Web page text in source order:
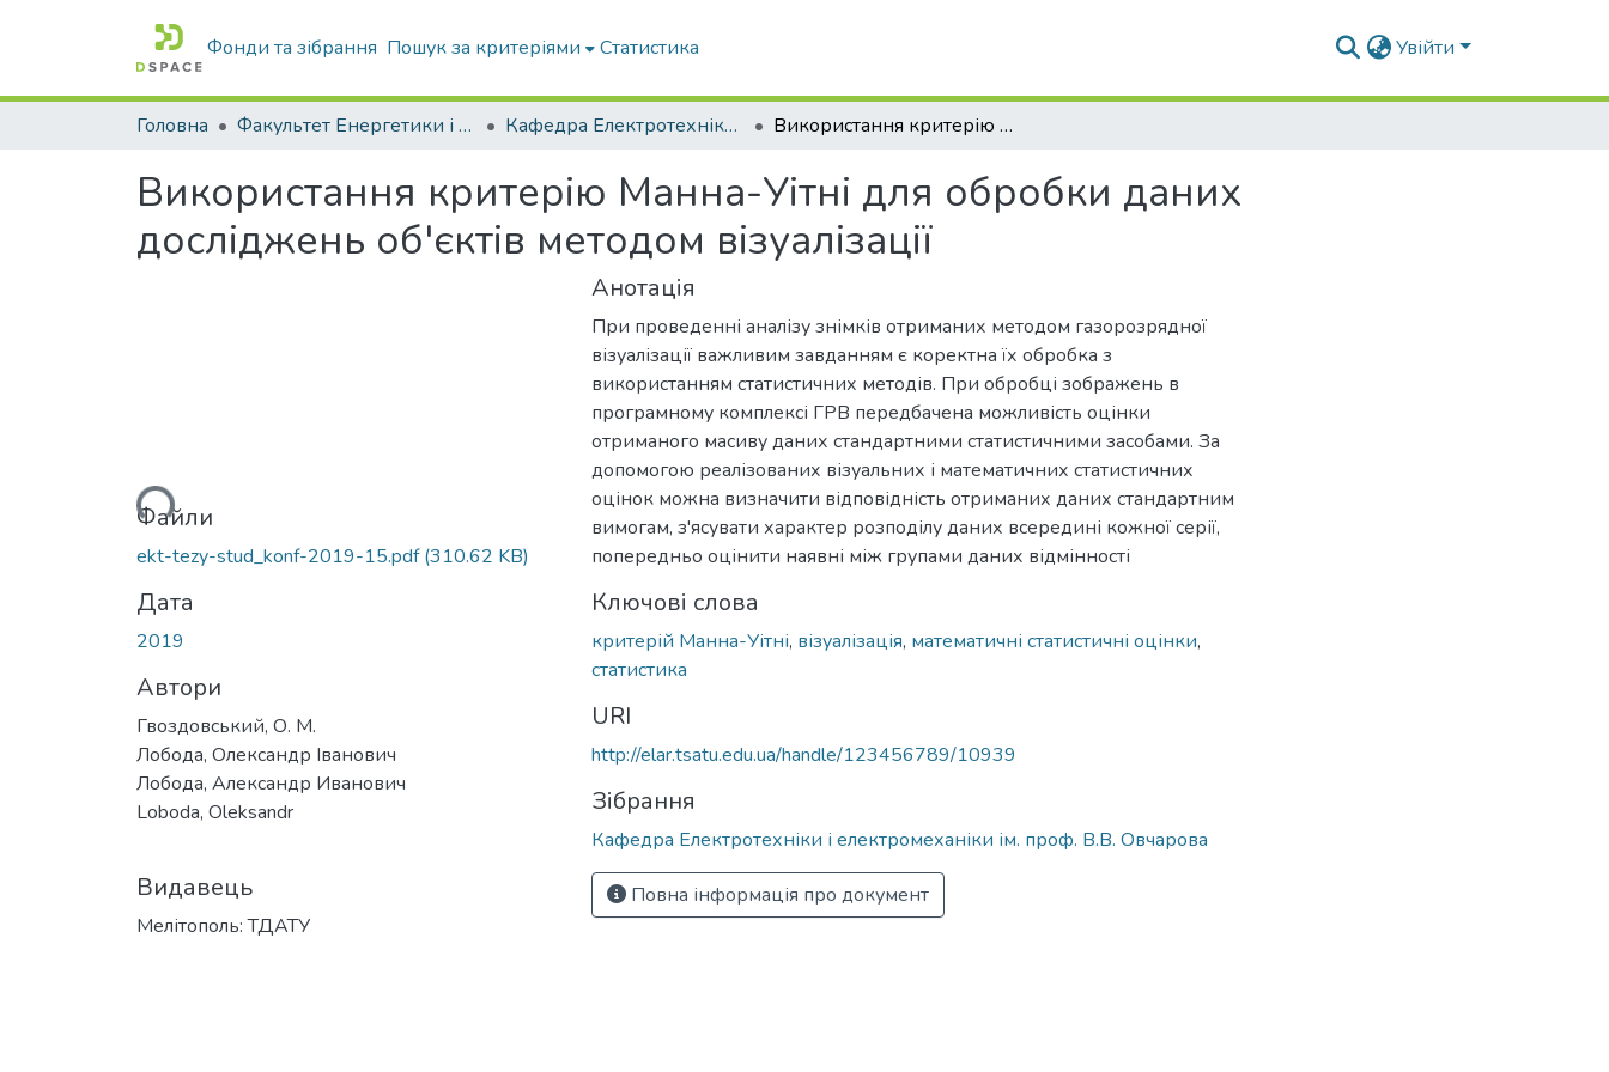
Фонди та зібрання Пошук за критеріями Статистика Увійти
Головна Факультет Енергетики і комп'ютерних технологій Кафедра Електротехніки і електромеханіки ім. проф. В.В. Овчарова Використання критерію Манна-Уітні для обробки даних досліджень об'єктів методом візуалізації
Використання критерію Манна-Уітні для обробки даних
досліджень об'єктів методом візуалізації
Вантажиться...Файли
ekt-tezy-stud_konf-2019-15.pdf(310.62 KB)
Дата
2019
Автори
Гвоздовський, О. М.
Лобода, Олександр Іванович
Лобода, Александр Иванович
Loboda, Oleksandr
Видавець
Мелітополь: ТДАТУ
Анотація
При проведенні аналізу знімків отриманих методом газорозрядної
візуалізації важливим завданням є коректна їх обробка з
використанням статистичних методів. При обробці зображень в
програмному комплексі ГРВ передбачена можливість оцінки
отриманого масиву даних стандартними статистичними засобами. За
допомогою реалізованих візуальних і математичних статистичних
оцінок можна визначити відповідність отриманих даних стандартним
вимогам, з'ясувати характер розподілу даних всередині кожної серії,
попередньо оцінити наявні між групами даних відмінності
Ключові слова
критерій Манна-Уітні, візуалізація, математичні статистичні оцінки,
статистика
URI
http://elar.tsatu.edu.ua/handle/123456789/10939
Зібрання
Кафедра Електротехніки і електромеханіки ім. проф. В.В. Овчарова
Повна інформація про документ